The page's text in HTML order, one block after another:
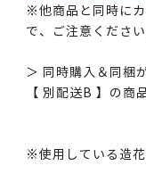
※他商品と同時に
で、ご注意ください
＞ 同時購入＆同梱
【 別配送B 】の商
※使用している造花